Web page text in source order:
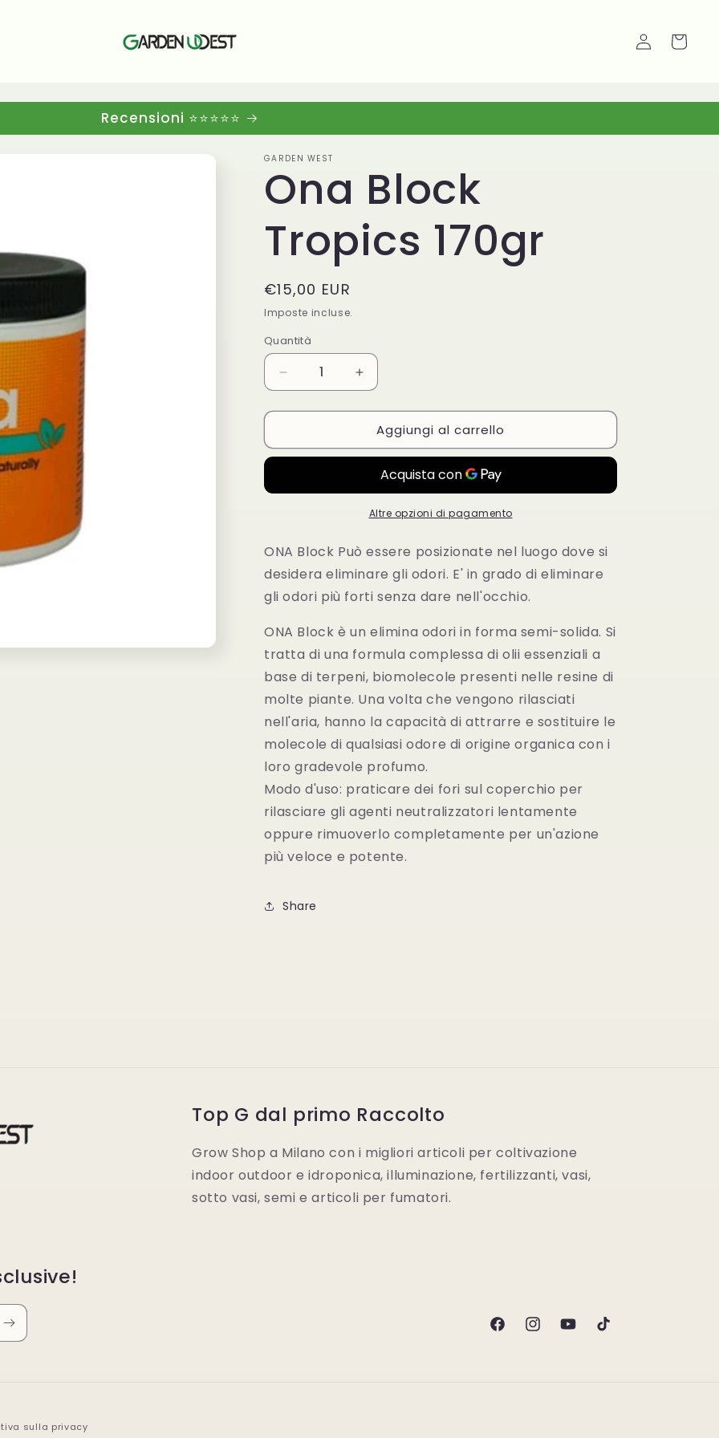
Accedi Carrello
Recensioni ⭐⭐⭐⭐⭐
GARDEN WEST
Ona Block
Tropics 170gr
Prezzo
di
listino
€15,00 EUR
Imposte incluse.
Quantità
Diminuisci
quantità
per
Block
Aumenta
quantità
per
Ona
Block
170gr
Aggiungi al carrello
Altre opzioni di pagamento
ONA Block Può essere posizionate nel luogo dove si
desidera eliminare gli odori. E' in grado di eliminare
gli odori più forti senza dare nell'occhio.
ONA Block è un elimina odori in forma semi-solida. Si
tratta di una formula complessa di olii essenziali a
base di terpeni, biomolecole presenti nelle resine di
molte piante. Una volta che vengono rilasciati
nell'aria, hanno la capacità di attrarre e sostituire le
molecole di qualsiasi odore di origine organica con i
loro gradevole profumo.
Modo d'uso: praticare dei fori sul coperchio per
rilasciare gli agenti neutralizzatori lentamente
oppure rimuoverlo completamente per un'azione
più veloce e potente.
Share
Top G dal primo Raccolto
Grow Shop a Milano con i migliori articoli per coltivazione
indoor outdoor e idroponica, illuminazione, fertilizzanti, vasi,
sotto vasi, semi e articoli per fumatori.
FacebookInstagramYouTubeTikTok
sulla privacy